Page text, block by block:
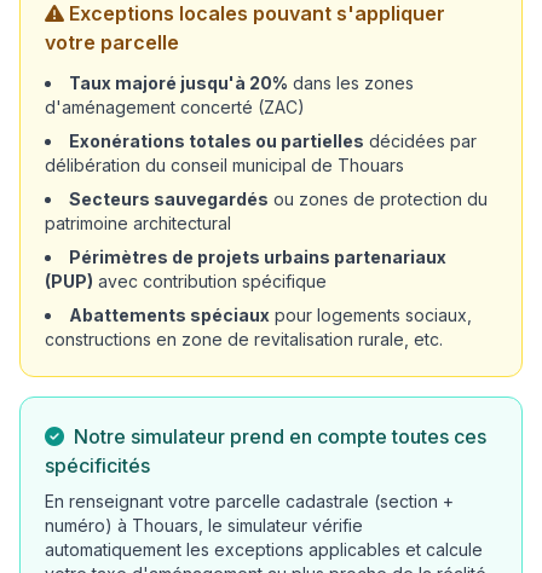
Exceptions locales pouvant s'appliquer
votre parcelle
Taux majoré jusqu'à 20% dans les zones
d'aménagement concerté (ZAC)
Exonérations totales ou partielles décidées par
délibération du conseil municipal de Thouars
Secteurs sauvegardés ou zones de protection du
patrimoine architectural
Périmètres de projets urbains partenariaux
(PUP) avec contribution spécifique
Abattements spéciaux pour logements sociaux,
constructions en zone de revitalisation rurale, etc.
Notre simulateur prend en compte toutes ces
spécificités
En renseignant votre parcelle cadastrale (section +
numéro) à Thouars, le simulateur vérifie
automatiquement les exceptions applicables et calcule